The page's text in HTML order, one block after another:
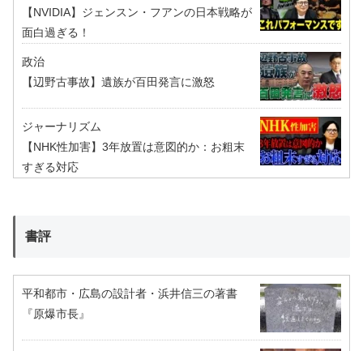
【NVIDIA】ジェンスン・フアンの日本戦略が
面白過ぎる！
政治
【辺野古事故】遺族が百田発言に激怒
ジャーナリズム
【NHK性加害】3年放置は意図的か：お粗末
すぎる対応
書評
平和都市・広島の設計者・浜井信三の著書
『原爆市長』